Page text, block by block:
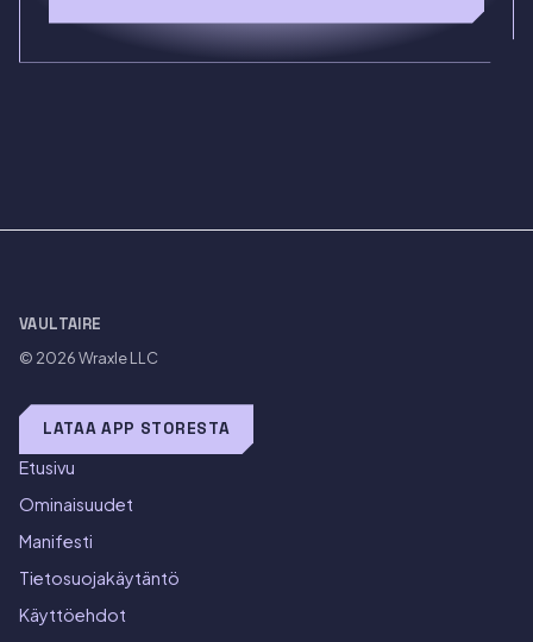
VAULTAIRE
© 2026Wraxle LLC
LATAA APP STORESTA
Etusivu
Ominaisuudet
Manifesti
Tietosuojakäytäntö
Käyttöehdot